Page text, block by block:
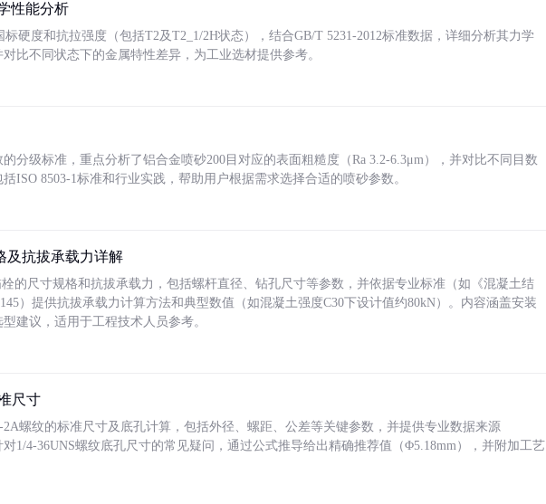
性能分析
硬度和抗拉强度（包括T2及T2_1/2H状态），结合GB/T 5231-2012标准数据，详细分析其力学
比不同状态下的金属特性差异，为工业选材提供参考。
分级标准，重点分析了铝合金喷砂200目对应的表面粗糙度（Ra 3.2-6.3μm），并对比不同目数
ISO 8503-1标准和行业实践，帮助用户根据需求选择合适的喷砂参数。
及抗拔承载力详解
的尺寸规格和抗拔承载力，包括螺杆直径、钻孔尺寸等参数，并依据专业标准（如《混凝土结
）提供抗拔承载力计算方法和典型数值（如混凝土强度C30下设计值约80kN）。内容涵盖安装
建议，适用于工程技术人员参考。
尺寸
2A螺纹的标准尺寸及底孔计算，包括外径、螺距、公差等关键参数，并提供专业数据来源
对1/4-36UNS螺纹底孔尺寸的常见疑问，通过公式推导给出精确推荐值（Φ5.18mm），并附加工艺